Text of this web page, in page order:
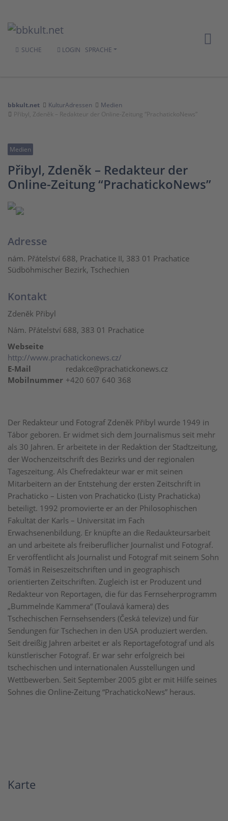
SUCHE LOGIN SPRACHE
bbkult.net KulturAdressen
Medien
Přibyl, Zdeněk – Redakteur der Online-Zeitung “PrachatickoNews”
Medien
Přibyl, Zdeněk – Redakteur der
Online-Zeitung “PrachatickoNews”
Der Redakteur und Fotograf Zdeněk Přibyl wurde 1949 in
Tábor geboren. Er widmet sich dem Journalismus seit mehr
als 30 Jahren. Er arbeitete in der Redaktion der Stadtzeitung,
der Wochenzeitschrift des Bezirks und der regionalen
Tageszeitung. Als Chefredakteur war er mit seinen
Mitarbeitern an der Entstehung der ersten Zeitschrift in
Prachaticko – Listen von Prachaticko (Listy Prachaticka)
beteiligt. 1992 promovierte er an der Philosophischen
Fakultät der Karls – Universität im Fach
Erwachsenenbildung. Er knüpfte an die Redaukteursarbeit
an und arbeitete als freiberuflicher Journalist und Fotograf.
Er veröffentlicht als Journalist und Fotograf mit seinem Sohn
Tomáš in Reiseszeitschriften und in geographisch
orientierten Zeitschriften. Zugleich ist er Produzent und
Redakteur von Reportagen, die für das Fernseherprogramm
„Bummelnde Kammera“ (Toulavá kamera) des
Tschechischen Fernsehsenders (Česká televize) und für
Sendungen für Tschechen in den USA produziert werden.
Seit dreißig Jahren arbeitet er als Reportagefotograf und als
künstlerischer Fotograf. Er war sehr erfolgreich bei
tschechischen und internationalen Ausstellungen und
Wettbewerben. Seit September 2005 gibt er mit Hilfe seines
Sohnes die Online-Zeitung “PrachatickoNews” heraus.
Adresse
nám. Přátelství 688, Prachatice II, 383 01 Prachatice
Südböhmischer Bezirk, Tschechien
Kontakt
Zdeněk Přibyl
Nám. Přátelství 688, 383 01 Prachatice
Webseite
http://www.prachatickonews.cz/
E-Mail
redakce@prachatickonews.cz
Mobilnummer +420 607 640 368
Karte